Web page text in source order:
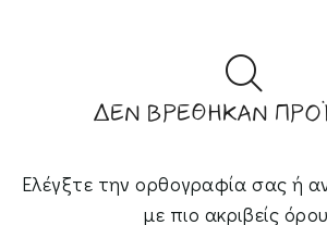
ΔΕΝ ΒΡΈΘΗΚΑΝ
Ελέγξτε την ορθογραφία σας ή
με πιο ακριβείς